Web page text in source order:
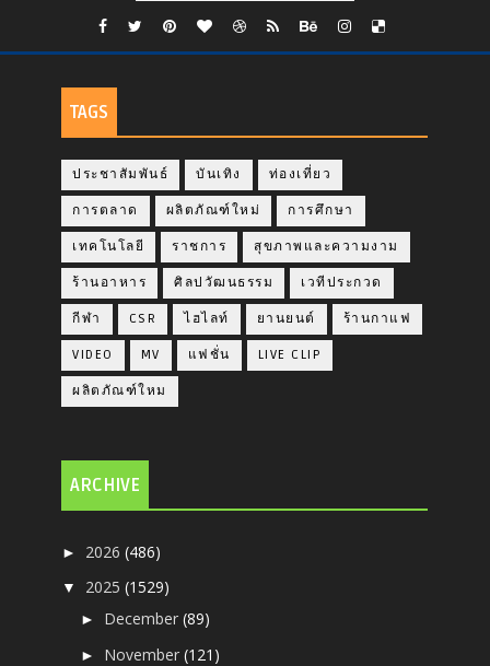
TAGS
ประชาสัมพันธ์ บันเทิง ท่องเที่ยว
การตลาด ผลิตภัณฑ์ใหม่ การศึกษา
เทคโนโลยี ราชการ สุขภาพและความงาม
ร้านอาหาร ศิลปวัฒนธรรม เวทีประกวด
กีฬา CSR ไฮไลท์ ยานยนต์ ร้านกาแฟ
VIDEO MV แฟชั่น LIVE CLIP
ผลิตภัณฑ์ใหม
ARCHIVE
► 2026(486)
▼ 2025(1529)
► December(89)
► November(121)